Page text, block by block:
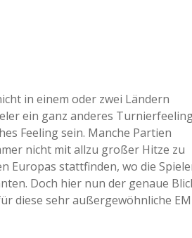
in einem oder zwei Ländern
ein ganz anderes
Feeling sein. Manche Partien
nicht mit allzu großer Hitze zu
Europas stattfinden, wo die
Doch hier nun der genaue
diese sehr außergewöhnliche EM